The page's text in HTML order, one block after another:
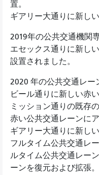
置。
ギアリー大通りに新し
2019年の公共交通機関
エセックス通りに新し
設置されました。
2020 年の公共交通レー
ビール通りに新しい赤
ミッション通りの既存
赤い公共交通レーンに
ギアリー大通りに新しい
フルタイム公共交通レ
ルタイム公共交通レー
ーンを復元および拡張。